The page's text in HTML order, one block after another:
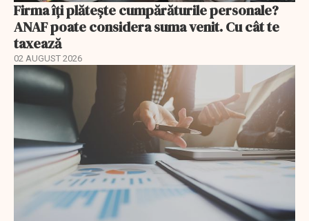
Firma îți plătește cumpărăturile personale?
ANAF poate considera suma venit. Cu cât te
taxează
02 AUGUST 2026